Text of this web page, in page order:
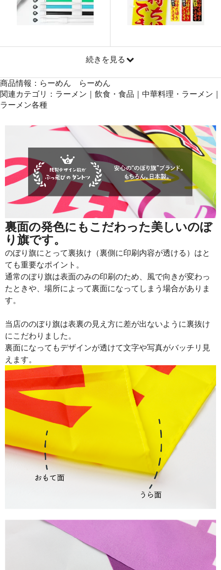
48 871 41808
50 868
43400
続きを見る
商品情報：らーめん らーめん
関連カテゴリ：ラーメン｜飲食・食品｜中華料理・ラーメン｜
ラーメン各種
裏面の発色にもこだわった美しいのぼ
り旗です。
のぼり旗にとって裏抜け（裏側に印刷内容が透ける）はと
ても重要なポイント。
通常のぼり旗は表面のみの印刷のため、風で向きが変わっ
たときや、場所によって裏面になってしまう場合がありま
す。
当店ののぼり旗は表裏の見え方に差が出ないように裏抜け
にこだわりました。
裏面になってもデザインが透けて文字や写真がバッチリ見
えます。